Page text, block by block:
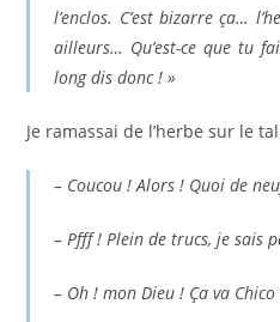
l’enclos. C’est bizarre ça…
ailleurs… Qu’est-ce que tu
long dis donc ! »
Je ramassai de l’herbe sur le
– Coucou ! Alors ! Quoi de
– Pfff ! Plein de trucs, je sais
– Oh ! mon Dieu ! Ça va Chico